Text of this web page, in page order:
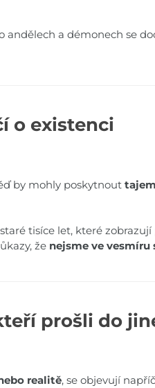
andělech a démonech se
o existenci
by mohly poskytnout
tisíce let, které zobrazují
že nejsme ve vesmíru
prošli do
realitě, se objevují